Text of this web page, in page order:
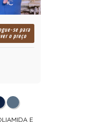
se para
ver o preço
E